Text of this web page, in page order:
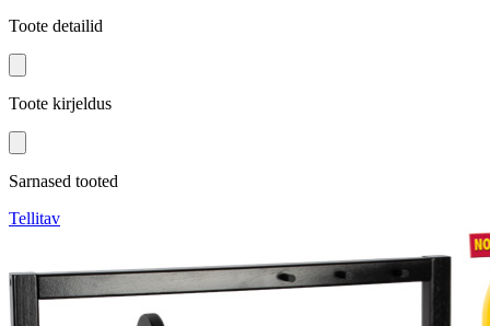
Toote detailid
Toote kirjeldus
Sarnased tooted
Tellitav